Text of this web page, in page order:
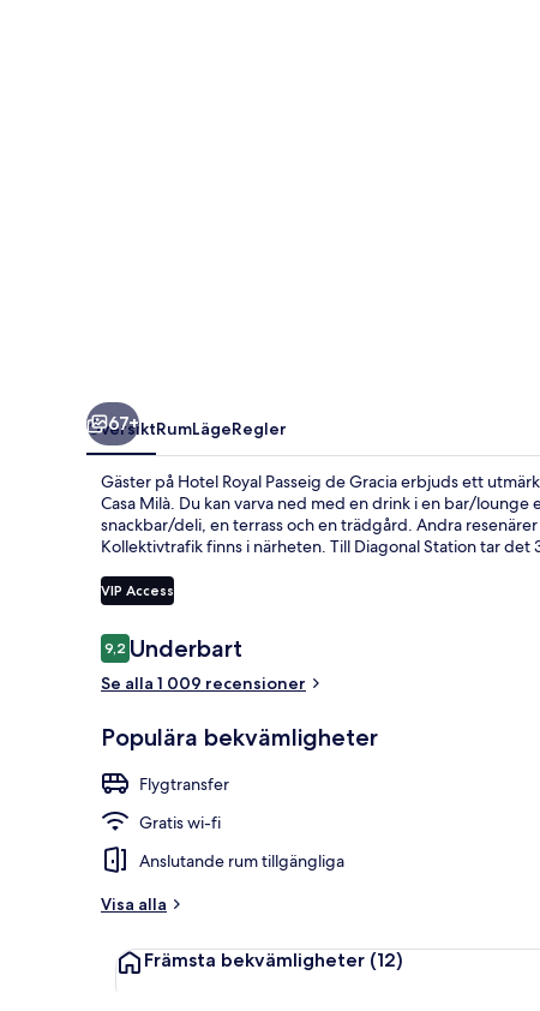
67+
ÖversiktRumLägeRegler
Gäster på Hotel Royal Passeig de Gracia erbjuds ett
Casa Milà. Du kan varva ned med en drink i en bar/
snackbar/deli, en terrass och en trädgård. Andra
Kollektivtrafik finns i närheten. Till Diagonal Station tar
VIP Access
Recensioner
9,29,2 av 10,
Underbart
Se alla 1 009 recensioner
Populära bekvämligheter
Flygtransfer
Gratis wi-fi
Anslutande rum tillgängliga
Visa alla
Främsta bekvämligheter (12)